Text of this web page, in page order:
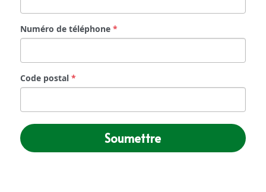
Numéro de téléphone*
Code postal*
Soumettre